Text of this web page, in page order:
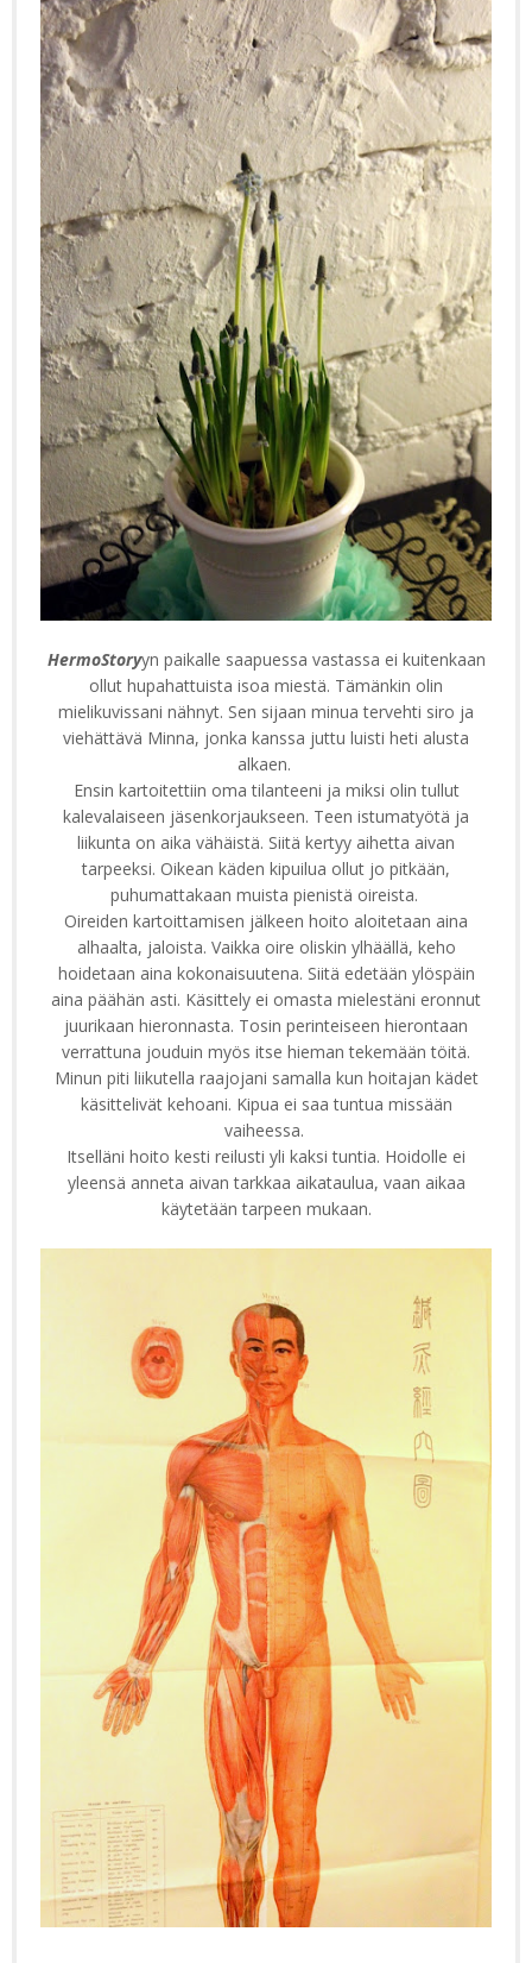
HermoStoryyn paikalle saapuessa vastassa ei kuitenkaan
ollut hupahattuista isoa miestä. Tämänkin olin
mielikuvissani nähnyt. Sen sijaan minua tervehti siro ja
viehättävä Minna, jonka kanssa juttu luisti heti alusta
alkaen.
Ensin kartoitettiin oma tilanteeni ja miksi olin tullut
kalevalaiseen jäsenkorjaukseen. Teen istumatyötä ja
liikunta on aika vähäistä. Siitä kertyy aihetta aivan
tarpeeksi. Oikean käden kipuilua ollut jo pitkään,
puhumattakaan muista pienistä oireista.
Oireiden kartoittamisen jälkeen hoito aloitetaan aina
alhaalta, jaloista. Vaikka oire oliskin ylhäällä, keho
hoidetaan aina kokonaisuutena. Siitä edetään ylöspäin
aina päähän asti. Käsittely ei omasta mielestäni eronnut
juurikaan hieronnasta. Tosin perinteiseen hierontaan
verrattuna jouduin myös itse hieman tekemään töitä.
Minun piti liikutella raajojani samalla kun hoitajan kädet
käsittelivät kehoani. Kipua ei saa tuntua missään
vaiheessa.
Itselläni hoito kesti reilusti yli kaksi tuntia. Hoidolle ei
yleensä anneta aivan tarkkaa aikataulua, vaan aikaa
käytetään tarpeen mukaan.